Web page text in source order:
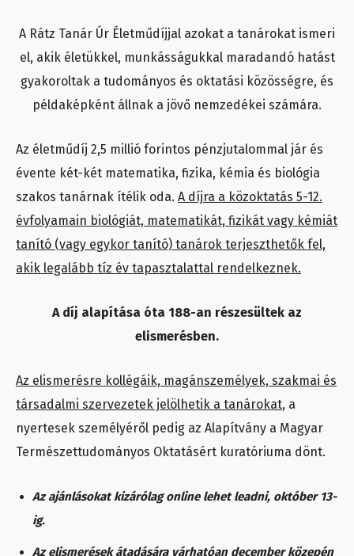
A Rátz Tanár Úr Életműdíjjal azokat a tanárokat ismeri
el, akik életükkel, munkásságukkal maradandó hatást
gyakoroltak a tudományos és oktatási közösségre, és
példaképként állnak a jövő nemzedékei számára.
Az életműdíj 2,5 millió forintos pénzjutalommal jár és
évente két-két matematika, fizika, kémia és biológia
szakos tanárnak ítélik oda. A díjra a közoktatás 5-12.
évfolyamain biológiát, matematikát, fizikát vagy kémiát
tanító (vagy egykor tanító) tanárok terjeszthetők fel,
akik legalább tíz év tapasztalattal rendelkeznek.
A díj alapítása óta 188-an részesültek az
elismerésben.
Az elismerésre kollégáik, magánszemélyek, szakmai és
társadalmi szervezetek jelölhetik a tanárokat, a
nyertesek személyéről pedig az Alapítvány a Magyar
Természettudományos Oktatásért kuratóriuma dönt.
Az ajánlásokat kizárólag online lehet leadni, október 13-
ig.
Az elismerések átadására várhatóan december közepén